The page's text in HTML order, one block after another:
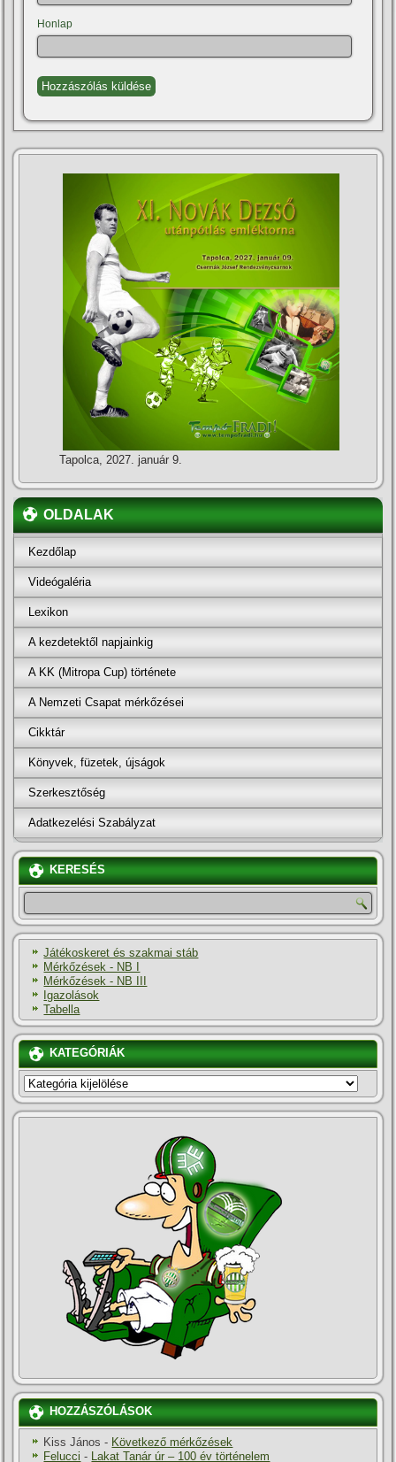
Honlap
Tapolca, 2027. január 9.
OLDALAK
Kezdőlap
Videógaléria
Lexikon
A kezdetektől napjainkig
A KK (Mitropa Cup) története
A Nemzeti Csapat mérkőzései
Cikktár
Könyvek, füzetek, újságok
Szerkesztőség
Adatkezelési Szabályzat
KERESÉS
Játékoskeret és szakmai stáb
Mérkőzések - NB I
Mérkőzések - NB III
Igazolások
Tabella
KATEGÓRIÁK
KATEGÓRIÁK
HOZZÁSZÓLÁSOK
Kiss János - Következő mérkőzések
Felucci - Lakat Tanár úr – 100 év történelem